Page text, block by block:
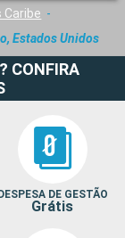
Caribe
Estados Unidos
CONFIRA
DESPESA DE GESTÃO
Grátis